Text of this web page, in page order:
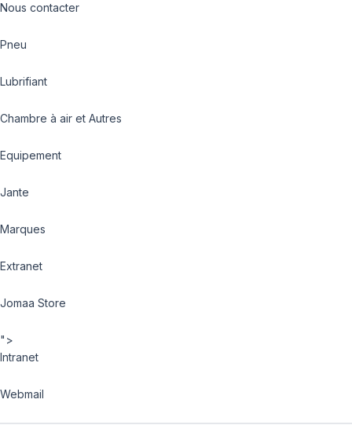
Nous contacter
Pneu
Lubrifiant
Chambre à air et Autres
Equipement
Jante
Marques
Extranet
Jomaa Store
">
Intranet
Webmail